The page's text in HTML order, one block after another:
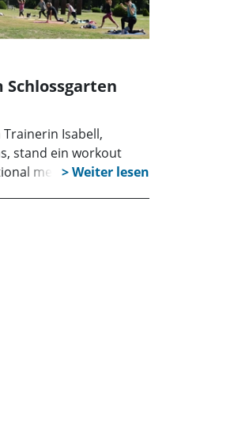
Schlossgarten
Isabell,
stand ein workout
meets Yoga“ auf